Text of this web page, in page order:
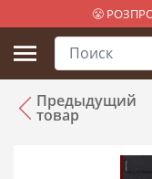
😤
Предыдущий
товар